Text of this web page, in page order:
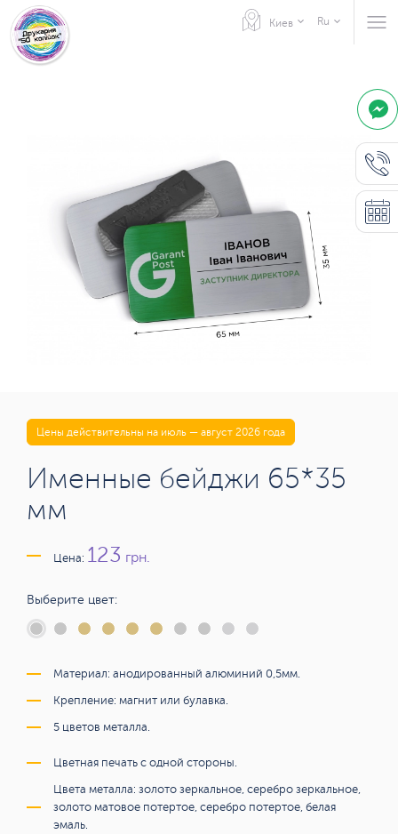
Киев Ru
Цены действительны на июль — август 2026 года
Именные бейджи 65*35
мм
Цена: 123 грн.
Выберите цвет:
Материал: анодированный алюминий 0,5мм.
Крепление: магнит или булавка.
5 цветов металла.
Цветная печать с одной стороны.
Цвета металла: золото зеркальное, серебро зеркальное,
золото матовое потертое, серебро потертое, белая
эмаль.